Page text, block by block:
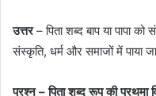
उत्तर– पिता शब्द बाप या पापा को
संस्कृति, धर्म और समाजों में पाया
प्रश्न – पिता शब्द रूप की प्रथमा